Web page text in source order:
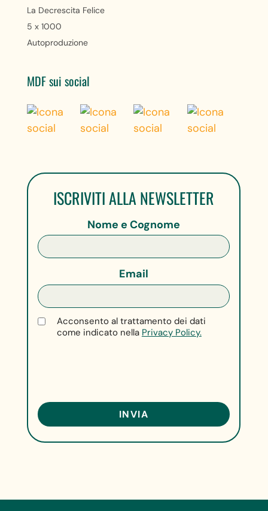
La Decrescita Felice
5 x 1000
Autoproduzione
MDF sui social
ISCRIVITI ALLA NEWSLETTER
Nome e Cognome
Email
Acconsento al trattamento dei dati
come indicato nella Privacy Policy.